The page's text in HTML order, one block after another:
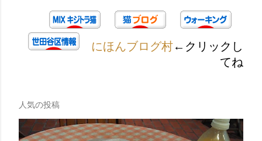
にほんブログ村←クリックし
てね
人気の投稿